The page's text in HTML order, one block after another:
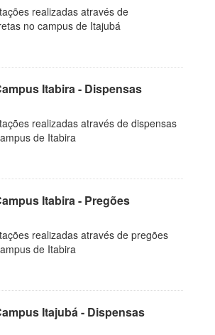
realizadas através de
no campus de Itajubá
Itabira - Dispensas
realizadas através de dispensas
de Itabira
Itabira - Pregões
realizadas através de pregões
de Itabira
Itajubá - Dispensas